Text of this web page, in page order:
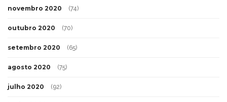
novembro 2020 (74)
outubro 2020 (70)
setembro 2020 (65)
agosto 2020 (75)
julho 2020 (92)